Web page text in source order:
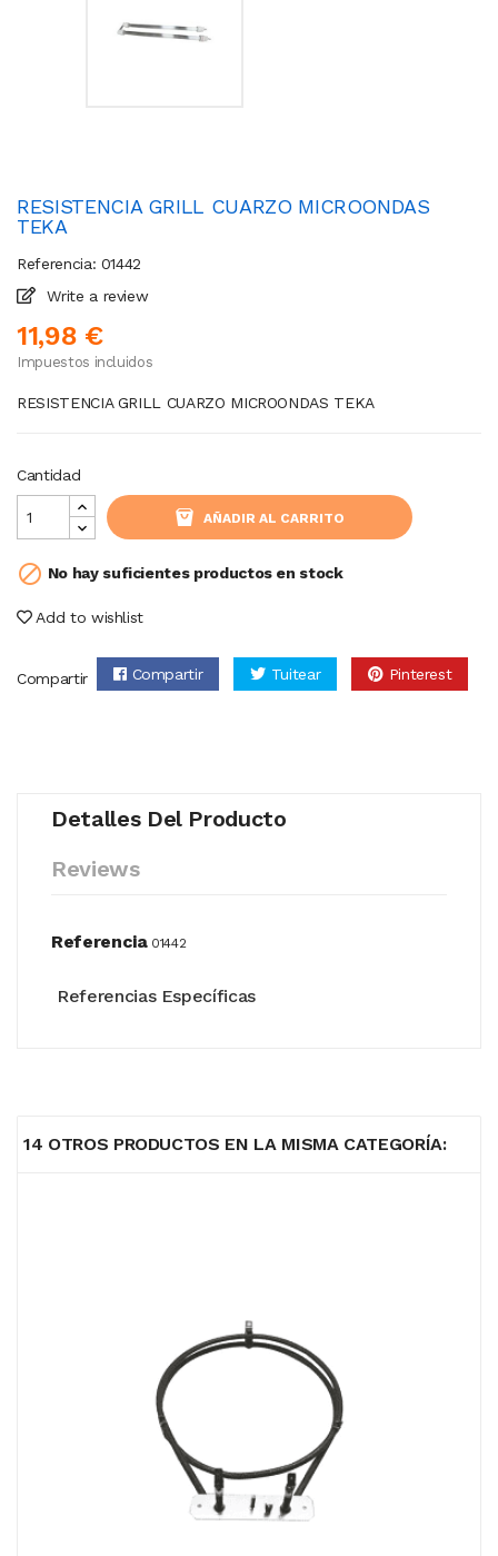
RESISTENCIA GRILL CUARZO MICROONDAS
TEKA
Referencia: 01442
Write a review
11,98 €
Impuestos incluidos
RESISTENCIA GRILL CUARZO MICROONDAS TEKA
Cantidad
AÑADIR AL CARRITO
 No hay suficientes productos en stock
Add to wishlist
Compartir Compartir Tuitear Pinterest
Detalles Del Producto
Reviews
Referencia 01442
Referencias Específicas
14 OTROS PRODUCTOS EN LA MISMA CATEGORÍA: